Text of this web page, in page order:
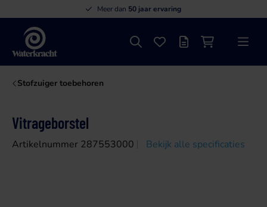
Meer dan 50 jaar ervaring
Waterkracht
ZoekenFavorieten
OffertelijstWinkelwagen
Menu
Stofzuiger toebehoren
Vitrageborstel
Artikelnummer 287553000 Bekijk alle specificaties